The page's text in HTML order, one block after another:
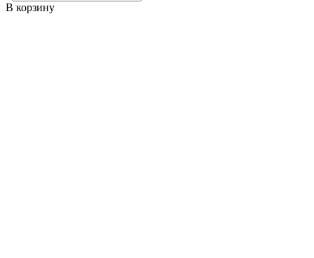
В корзину